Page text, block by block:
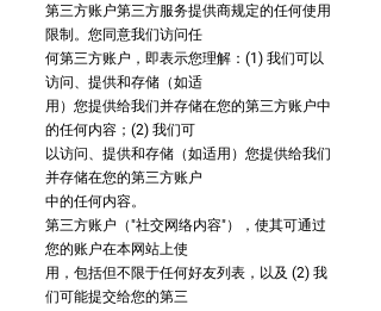
第三方账户第三方服务提供商规定的任何使用
限制。您同意我们访问任
何第三方账户，即表示您理解：(1) 我们可以
访问、提供和存储（如适
用）您提供给我们并存储在您的第三方账户中
的任何内容；(2) 我们可
以访问、提供和存储（如适用）您提供给我们
并存储在您的第三方账户
中的任何内容。
第三方账户（"社交网络内容"），使其可通过
您的账户在本网站上使
用，包括但不限于任何好友列表，以及 (2) 我
们可能提交给您的第三